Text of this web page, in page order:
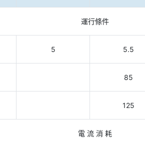
運行條件
5 5.5
85
125
電 流 消 耗